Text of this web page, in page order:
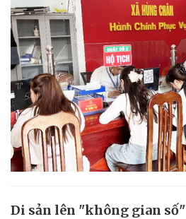
Di sản lên "không gian số"